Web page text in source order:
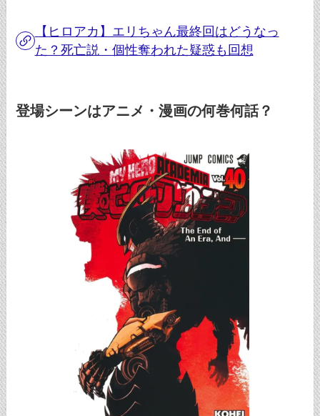
【ヒロアカ】エリちゃん最終回はどうなっ
た？死亡説・個性奪われた疑惑も回想
登場シーンはアニメ・漫画の何巻何話？